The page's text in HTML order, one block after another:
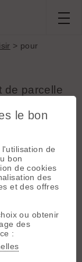
> pour
de parcelle
latitude et
pour faire les
54 en tout
et qu
le bon
de
bon
de cookies
des
et des offres
ou obtenir
des
: